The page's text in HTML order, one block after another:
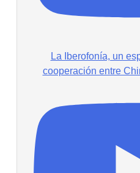
La Iberofonía, un
cooperación entre